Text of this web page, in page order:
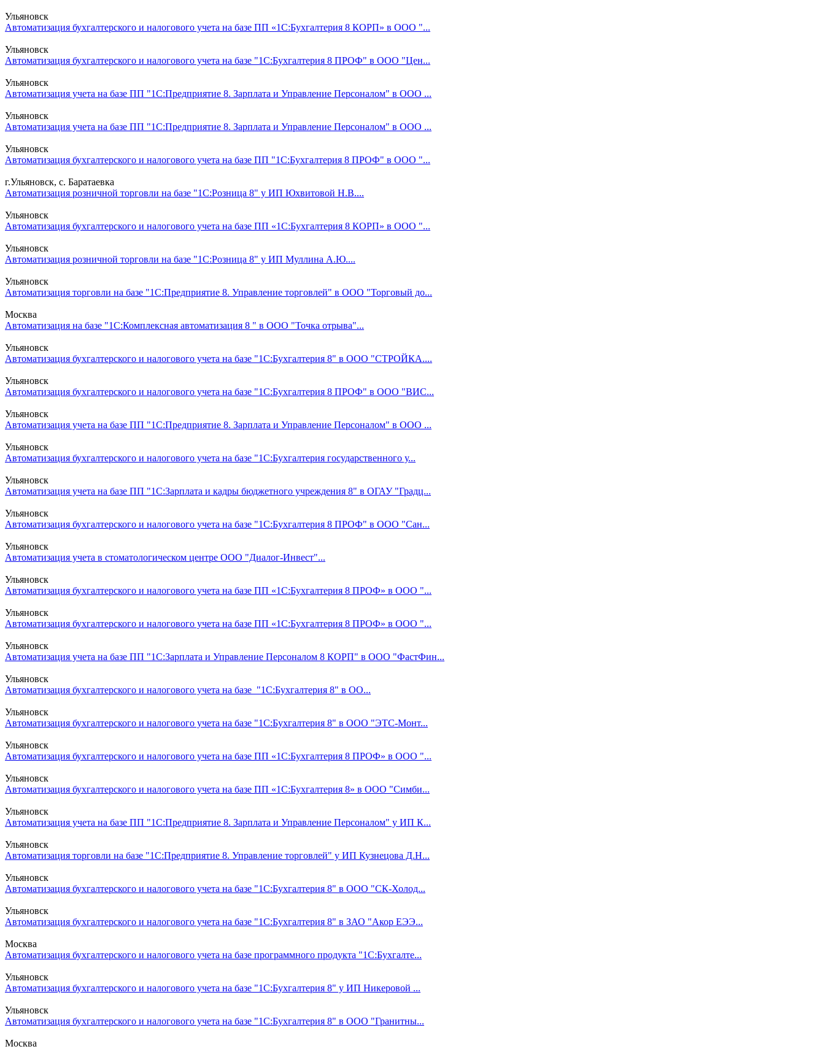
Ульяновск
Автоматизация бухгалтерского и налогового учета на базе ПП «1С:Бухгалтерия 8 КОРП» в ООО "...
Ульяновск
Автоматизация бухгалтерского и налогового учета на базе "1С:Бухгалтерия 8 ПРОФ" в ООО "Цен...
Ульяновск
Автоматизация учета на базе ПП "1С:Предприятие 8. Зарплата и Управление Персоналом" в ООО ...
Ульяновск
Автоматизация учета на базе ПП "1С:Предприятие 8. Зарплата и Управление Персоналом" в ООО ...
Ульяновск
Автоматизация бухгалтерского и налогового учета на базе ПП "1С:Бухгалтерия 8 ПРОФ" в ООО "...
г.Ульяновск, с. Баратаевка
Автоматизация розничной торговли на базе "1С:Розница 8" у ИП Юхвитовой Н.В....
Ульяновск
Автоматизация бухгалтерского и налогового учета на базе ПП «1С:Бухгалтерия 8 КОРП» в ООО "...
Ульяновск
Автоматизация розничной торговли на базе "1С:Розница 8" у ИП Муллина А.Ю....
Ульяновск
Автоматизация торговли на базе "1С:Предприятие 8. Управление торговлей" в ООО "Торговый до...
Москва
Автоматизация на базе "1С:Комплексная автоматизация 8 " в ООО "Точка отрыва"...
Ульяновск
Автоматизация бухгалтерского и налогового учета на базе "1С:Бухгалтерия 8" в ООО "СТРОЙКА....
Ульяновск
Автоматизация бухгалтерского и налогового учета на базе "1С:Бухгалтерия 8 ПРОФ" в ООО "ВИС...
Ульяновск
Автоматизация учета на базе ПП "1С:Предприятие 8. Зарплата и Управление Персоналом" в ООО ...
Ульяновск
Автоматизация бухгалтерского и налогового учета на базе "1С:Бухгалтерия государственного у...
Ульяновск
Автоматизация учета на базе ПП "1С:Зарплата и кадры бюджетного учреждения 8" в ОГАУ "Градц...
Ульяновск
Автоматизация бухгалтерского и налогового учета на базе "1С:Бухгалтерия 8 ПРОФ" в ООО "Сан...
Ульяновск
Автоматизация учета в стоматологическом центре ООО "Диалог-Инвест"...
Ульяновск
Автоматизация бухгалтерского и налогового учета на базе ПП «1С:Бухгалтерия 8 ПРОФ» в ООО "...
Ульяновск
Автоматизация бухгалтерского и налогового учета на базе ПП «1С:Бухгалтерия 8 ПРОФ» в ООО "...
Ульяновск
Автоматизация учета на базе ПП "1С:Зарплата и Управление Персоналом 8 КОРП" в ООО "ФастФин...
Ульяновск
Автоматизация бухгалтерского и налогового учета на базе "1С:Бухгалтерия 8" в ОО...
Ульяновск
Автоматизация бухгалтерского и налогового учета на базе "1С:Бухгалтерия 8" в ООО "ЭТС-Монт...
Ульяновск
Автоматизация бухгалтерского и налогового учета на базе ПП «1С:Бухгалтерия 8 ПРОФ» в ООО "...
Ульяновск
Автоматизация бухгалтерского и налогового учета на базе ПП «1С:Бухгалтерия 8» в ООО "Симби...
Ульяновск
Автоматизация учета на базе ПП "1С:Предприятие 8. Зарплата и Управление Персоналом" у ИП К...
Ульяновск
Автоматизация торговли на базе "1С:Предприятие 8. Управление торговлей" у ИП Кузнецова Д.Н...
Ульяновск
Автоматизация бухгалтерского и налогового учета на базе "1С:Бухгалтерия 8" в ООО "СК-Холод...
Ульяновск
Автоматизация бухгалтерского и налогового учета на базе "1С:Бухгалтерия 8" в ЗАО "Акор ЕЭЭ...
Москва
Автоматизация бухгалтерского и налогового учета на базе программного продукта "1С:Бухгалте...
Ульяновск
Автоматизация бухгалтерского и налогового учета на базе "1С:Бухгалтерия 8" у ИП Никеровой ...
Ульяновск
Автоматизация бухгалтерского и налогового учета на базе "1С:Бухгалтерия 8" в ООО "Гранитны...
Москва